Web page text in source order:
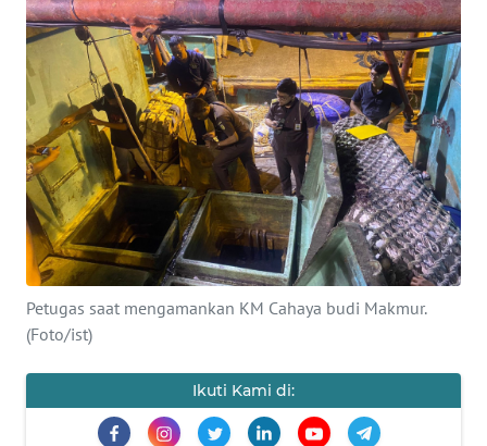
Petugas saat mengamankan KM Cahaya budi Makmur.
(Foto/ist)
Ikuti Kami di:
INDEKS
KONTAK
KAMI
INFO
IKLAN
TENTANG
MEDIA